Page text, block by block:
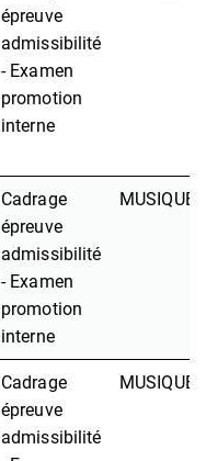
épreuve
admissibilité
- Examen
promotion
interne
Cadrage
épreuve
admissibilité
- Examen
promotion
interne
MUSIQUE
Cadrage
épreuve
admissibilité
MUSIQUE